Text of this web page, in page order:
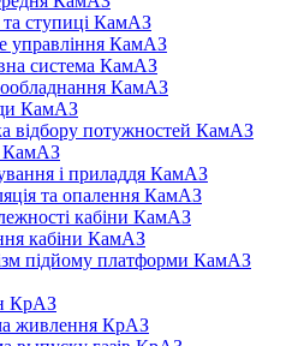
та ступиці КамАЗ
управління КамАЗ
система КамАЗ
КамАЗ
КамАЗ
відбору потужностей КамАЗ
КамАЗ
і приладдя КамАЗ
та опалення КамАЗ
кабіни КамАЗ
кабіни КамАЗ
підйому платформи КамАЗ
КрАЗ
живлення КрАЗ